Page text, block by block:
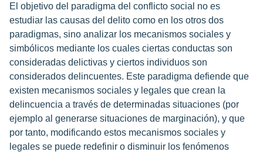
El objetivo del paradigma del conflicto social no es
estudiar las causas del delito como en los otros dos
paradigmas, sino analizar los mecanismos sociales y
simbólicos mediante los cuales ciertas conductas son
consideradas delictivas y ciertos individuos son
considerados delincuentes. Este paradigma defiende que
existen mecanismos sociales y legales que crean la
delincuencia a través de determinadas situaciones (por
ejemplo al generarse situaciones de marginación), y que
por tanto, modificando estos mecanismos sociales y
legales se puede redefinir o disminuir los fenómenos